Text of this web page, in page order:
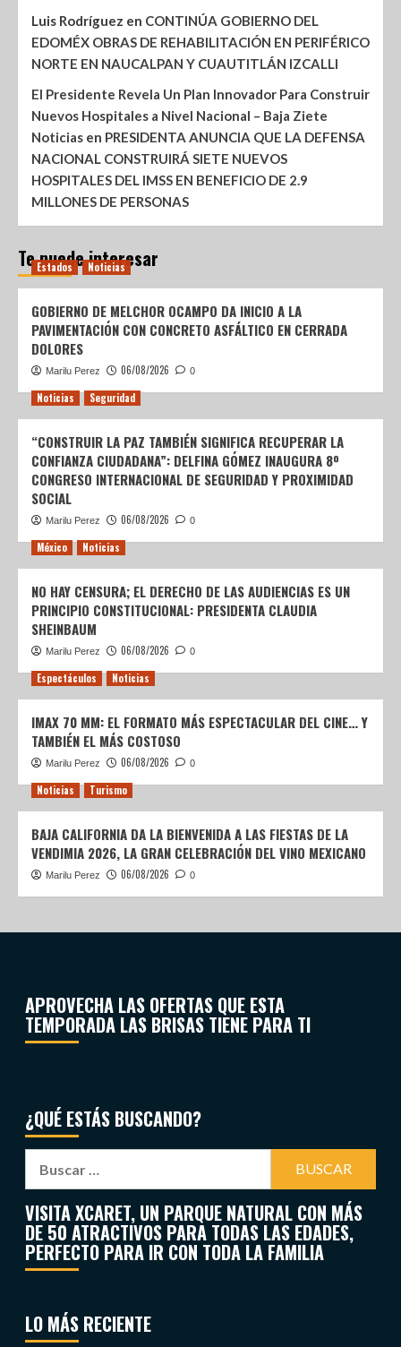
Luis Rodríguez en CONTINÚA GOBIERNO DEL
EDOMÉX OBRAS DE REHABILITACIÓN EN PERIFÉRICO
NORTE EN NAUCALPAN Y CUAUTITLÁN IZCALLI
El Presidente Revela Un Plan Innovador Para Construir
Nuevos Hospitales a Nivel Nacional – Baja Ziete
Noticias en PRESIDENTA ANUNCIA QUE LA DEFENSA
NACIONAL CONSTRUIRÁ SIETE NUEVOS
HOSPITALES DEL IMSS EN BENEFICIO DE 2.9
MILLONES DE PERSONAS
Te puede interesar
Estados Noticias
GOBIERNO DE MELCHOR OCAMPO DA INICIO A LA
PAVIMENTACIÓN CON CONCRETO ASFÁLTICO EN CERRADA
DOLORES
Marilu Perez 06/08/2026 0
Noticias Seguridad
“CONSTRUIR LA PAZ TAMBIÉN SIGNIFICA RECUPERAR LA
CONFIANZA CIUDADANA”: DELFINA GÓMEZ INAUGURA 8º
CONGRESO INTERNACIONAL DE SEGURIDAD Y PROXIMIDAD
SOCIAL
Marilu Perez 06/08/2026 0
México Noticias
NO HAY CENSURA; EL DERECHO DE LAS AUDIENCIAS ES UN
PRINCIPIO CONSTITUCIONAL: PRESIDENTA CLAUDIA
SHEINBAUM
Marilu Perez 06/08/2026 0
Espectáculos Noticias
IMAX 70 MM: EL FORMATO MÁS ESPECTACULAR DEL CINE… Y
TAMBIÉN EL MÁS COSTOSO
Marilu Perez 06/08/2026 0
Noticias Turismo
BAJA CALIFORNIA DA LA BIENVENIDA A LAS FIESTAS DE LA
VENDIMIA 2026, LA GRAN CELEBRACIÓN DEL VINO MEXICANO
Marilu Perez 06/08/2026 0
APROVECHA LAS OFERTAS QUE ESTA
TEMPORADA LAS BRISAS TIENE PARA TI
¿QUÉ ESTÁS BUSCANDO?
VISITA XCARET, UN PARQUE NATURAL CON MÁS
DE 50 ATRACTIVOS PARA TODAS LAS EDADES,
PERFECTO PARA IR CON TODA LA FAMILIA
LO MÁS RECIENTE